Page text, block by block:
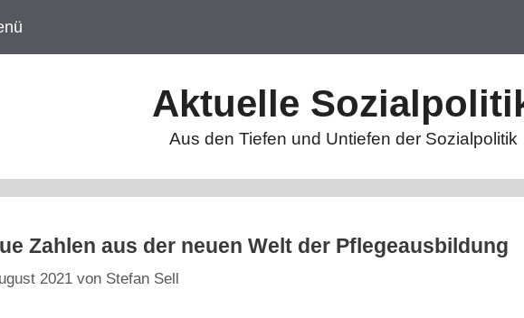
Aktuelle
Aus den Tiefen und Untiefen der Sozialpolitik
Zahlen aus der neuen Welt der Pflegeausbildung
2021 von Stefan Sell